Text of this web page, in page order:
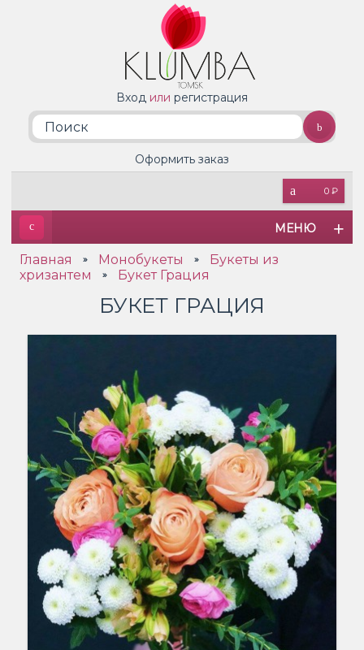
Вход или регистрация
0 ₽
Оформить заказ
МЕНЮ
Главная » Монобукеты »
Букеты из
хризантем
» Букет Грация
БУКЕТ ГРАЦИЯ